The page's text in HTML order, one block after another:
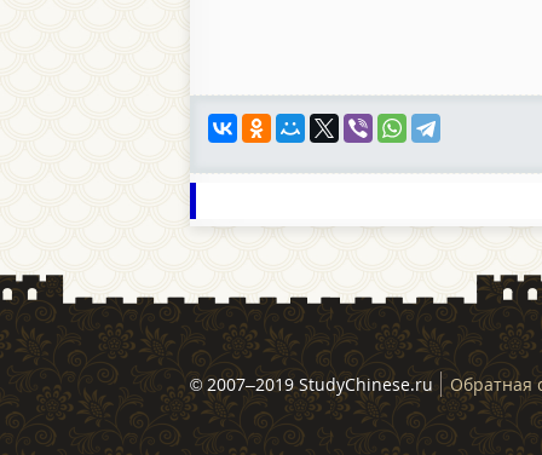
© 2007–2019 StudyChinese.ru Обратная